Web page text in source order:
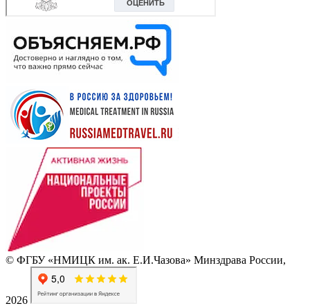
© ФГБУ «НМИЦК им. ак. Е.И.Чазова» Минздрава России,
2026